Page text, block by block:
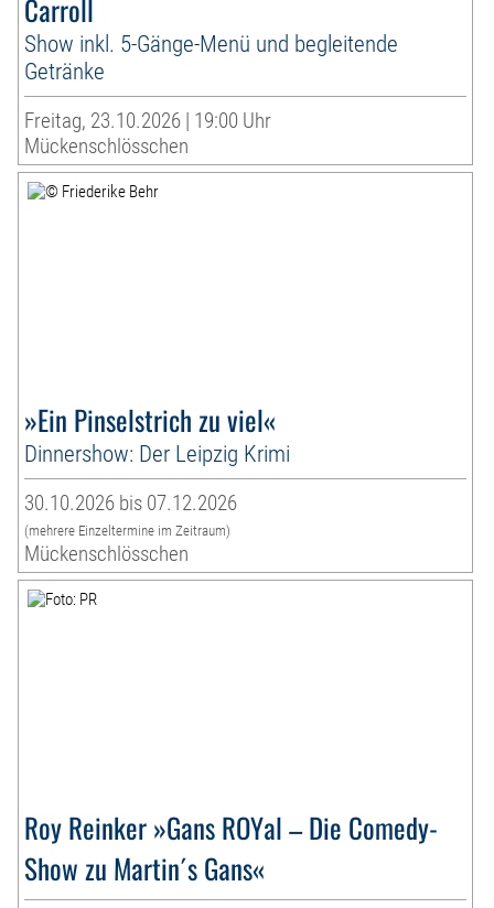
Carroll
Show inkl. 5-Gänge-Menü und begleitende
Getränke
Freitag, 23.10.2026 | 19:00 Uhr
Mückenschlösschen
»Ein Pinselstrich zu viel«
Dinnershow: Der Leipzig Krimi
30.10.2026 bis 07.12.2026
(mehrere Einzeltermine im Zeitraum)
Mückenschlösschen
Roy Reinker »Gans ROYal – Die Comedy-
Show zu Martin´s Gans«